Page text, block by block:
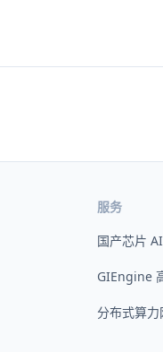
服务
国产芯片
GIEngine
分布式算力